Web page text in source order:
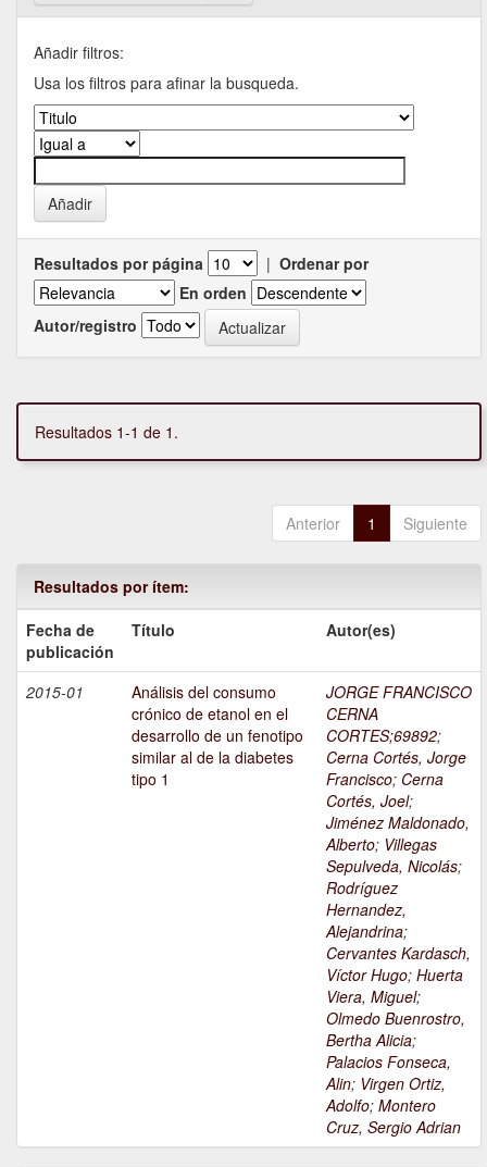
Añadir filtros:
Usa los filtros para afinar la busqueda.
Resultados por página | Ordenar por
En orden
Autor/registro
Resultados 1-1 de 1.
Anterior 1 Siguiente
Resultados por ítem:
Fecha de
publicación
Título Autor(es)
2015-01
Análisis del consumo
crónico de etanol en el
desarrollo de un fenotipo
similar al de la diabetes
tipo 1
JORGE FRANCISCO
CERNA
CORTES;69892;
Cerna Cortés, Jorge
Francisco; Cerna
Cortés, Joel;
Jiménez Maldonado,
Alberto; Villegas
Sepulveda, Nicolás;
Rodríguez
Hernandez,
Alejandrina;
Cervantes Kardasch,
Víctor Hugo; Huerta
Viera, Miguel;
Olmedo Buenrostro,
Bertha Alicia;
Palacios Fonseca,
Alin; Virgen Ortiz,
Adolfo; Montero
Cruz, Sergio Adrian